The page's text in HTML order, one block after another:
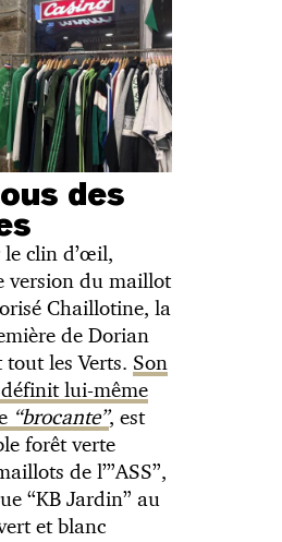
des
le clin d’œil,
version du maillot
Chaillotine, la
de Dorian
les Verts. Son
définit lui-même
“brocante”, est
forêt verte
de l’”ASS”,
“KB Jardin” au
et blanc